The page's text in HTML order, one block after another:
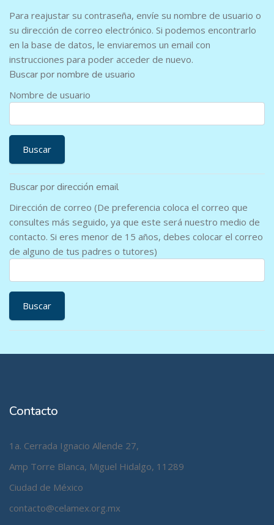
Para reajustar su contraseña, envíe su nombre de usuario o
su dirección de correo electrónico. Si podemos encontrarlo
en la base de datos, le enviaremos un email con
instrucciones para poder acceder de nuevo.
Buscar por nombre de usuario
Nombre de usuario
Buscar por dirección email
Dirección de correo (De preferencia coloca el correo que
consultes más seguido, ya que este será nuestro medio de
contacto. Si eres menor de 15 años, debes colocar el correo
de alguno de tus padres o tutores)
Contacto
1a. Cerrada Ignacio Allende 27,
Amp Torre Blanca, Miguel Hidalgo, 11289
Ciudad de México
contacto@celamex.org.mx